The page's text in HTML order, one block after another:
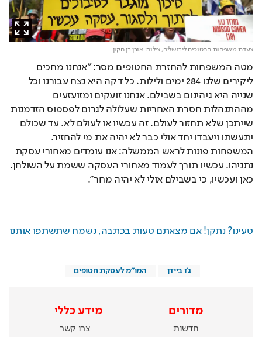
צעדת משפחות החטופים לירושלים,צילום: אורן בן חקון
מטה המשפחות להחזרת החטופים מסר: "אנחנו מחכים
ליקירים שלנו 284 ימים ולילות. כל דקה היא נצח עבורנו וכל
שנייה היא גיהינום בשבילם. אנחנו זועקים ומזועזעים
מההתנהלות חסרת האחריות שעלולה לגרום לפספוס הזדמנות
שייתכן שלא תחזור לעולם. זה עכשיו או לעולם לא. עד שכולם
יתעשתו ויעבדו יחד אולי כבר לא יהיה את מי להחזיר.
המשפחות פונות לראש הממשלה: אנו עומדים מאחורי עסקת
נתניהו. עכשיו תורך לעמוד מאחורי העסקה ששמת על השולחן.
כאן ועכשיו, כי בשבילם אולי לא יהיה מחר".
טעינו? נתקן! אם מצאתם טעות בכתבה, נשמח שתשתפו אותנו
ג'ו ביידן המו"מ לעסקת חטופים
מדורים
חדשות
מידע כללי
צרו קשר